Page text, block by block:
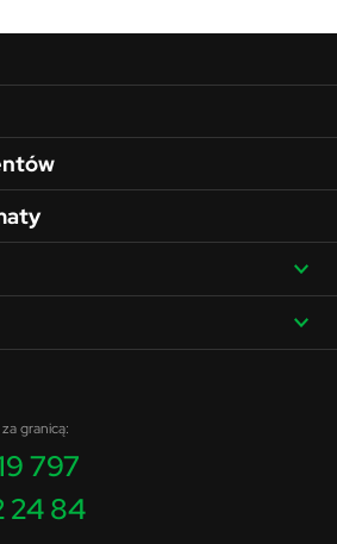
granicą:
797
24 84